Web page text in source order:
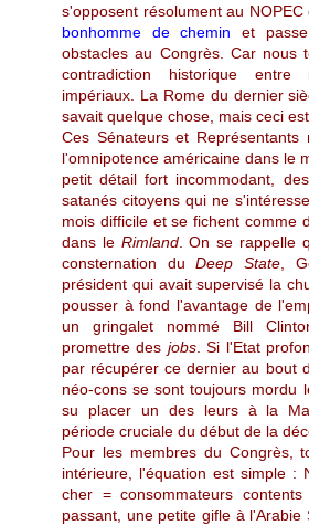
s'opposent résolument au
bonhomme de chemin et
obstacles au Congrès. Car nous
contradiction historique
impériaux. La Rome du dernier
savait quelque chose, mais ceci est
Ces Sénateurs et
l'omnipotence américaine dans le
petit détail fort incommodant,
satanés citoyens qui ne
mois difficile et se fichent comme
dans le Rimland. On se rappelle
consternation duDeep State ,
président qui avait supervisé la
pousser à fond l'avantage de
un gringalet nommé Bill
promettre des jobs. Si l'Etat
par récupérer ce dernier au bout
néo-cons se sont toujours mordu
su placer un des leurs à la
période cruciale du début de la
Pour les membres du Congrès,
intérieure, l'équation est simple :
cher = consommateurs
passant, une petite gifle à